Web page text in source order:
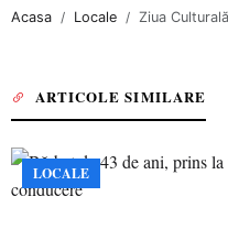
Acasa Locale Ziua
ARTICOLE SIMILARE
LOCALE